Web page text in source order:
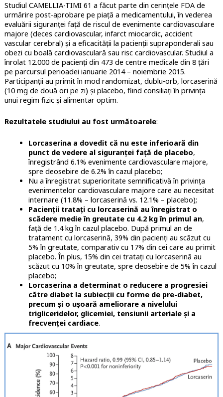
Studiul CAMELLIA-TIMI 61 a făcut parte din cerințele FDA de
urmărire post-aprobare pe piață a medicamentului, în vederea
evaluării siguranței față de riscul de evenimente cardiovasculare
majore (deces cardiovascular, infarct miocardic, accident
vascular cerebral) și a eficacității la pacienții supraponderali sau
obezi cu boală cardiovasculară sau risc cardiovascular. Studiul a
înrolat 12.000 de pacienți din 473 de centre medicale din 8 țări
pe parcursul perioadei ianuarie 2014 – noiembrie 2015.
Participanții au primit în mod randomizat, dublu-orb, lorcaserină
(10 mg de două ori pe zi) și placebo, fiind consiliați în privința
unui regim fizic și alimentar optim.
Rezultatele studiului au fost următoarele:
Lorcaserina a dovedit că nu este inferioară din
punct de vedere al siguranței față de placebo,
înregistrând 6.1% evenimente cardiovasculare majore,
spre deosebire de 6.2% în cazul placebo;
Nu a înregistrat superioritate semnificativă în privința
evenimentelor cardiovasculare majore care au necesitat
internare (11.8% – lorcaserină vs. 12.1% – placebo);
Pacienții tratați cu lorcaserină au înregistrat o
scădere medie în greutate cu 4.2 kg în primul an,
față de 1.4 kg în cazul placebo. După primul an de
tratament cu lorcaserină, 39% din pacienți au scăzut cu
5% în greutate, comparativ cu 17% din cei care au primit
placebo. În plus, 15% din cei tratați cu lorcaserină au
scăzut cu 10% în greutate, spre deosebire de 5% în cazul
placebo;
Lorcaserina a determinat o reducere a progresiei
către diabet la subiecții cu forme de pre-diabet,
precum și o ușoară ameliorare a nivelului
trigliceridelor, glicemiei, tensiunii arteriale și a
frecvenței cardiace.